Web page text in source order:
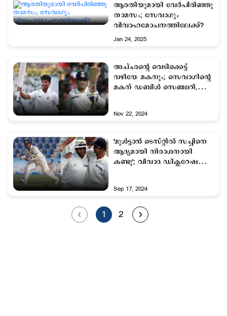
ആരതിയുമായി വേര്‍പിരിഞ്ഞു
താമസം; സേവാഗും
വിവാഹമോചനത്തിലേക്ക്?
Jan 24, 2025
അച്ഛന്‍റെ വെടിക്കെട്ട്
വഴിയേ മകനും; സെവാഗിന്‍റെ
മകന് ഡബിള്‍ സെഞ്ച്വറി,
Nov 22, 2024
'മുൾട്ടാൻ ടെസ്റ്റിൽ സച്ചിനെ
ആദ്യമായി നിരാശനായി
കണ്ടു'; വിവാദ ഡിക്ലറേഷനെ
Sep 17, 2024
1 2